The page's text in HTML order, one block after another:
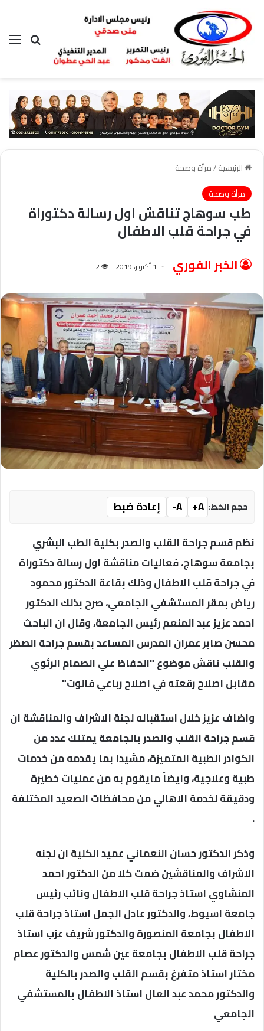
بحث عن
الرئيسية/مرأة وصحة
مرأة وصحة
طب سوهاج تناقش اول رسالة دكتوراة
في جراحة قلب الاطفال
الخبر الفوري 1 أكتوبر، 2019 2
حجم الخط: A+
A-
إعادة ضبط
نظم قسم جراحة القلب والصدر بكلية الطب البشري
بجامعة سوهاج، فعاليات مناقشة اول رسالة دكتوراة
في جراحة قلب الاطفال وذلك بقاعة الدكتور محمود
رياض بمقر المستشفي الجامعي، صرح بذلك الدكتور
احمد عزيز عبد المنعم رئيس الجامعة، وقال ان الباحث
محسن صابر عمران المدرس المساعد بقسم جراحة الصظر
والقلب ناقش موضوع "الحفاظ علي الصمام الرئوي
مقابل اصلاح رقعته في اصلاح رباعي فالوت"
واضاف عزيز خلال استقباله لجنة الاشراف والمناقشة ان
قسم جراحة القلب والصدر بالجامعة يمتلك عدد من
الكوادر الطبية المتميزة، مشيدا بما يقدمه من خدمات
طبية وعلاجية، وايضاً مايقوم به من عمليات خطيرة
ودقيقة لخدمة الاهالي من محافظات الصعيد المختلفة
.
وذكر الدكتور حسان النعماني عميد الكلية ان لجنه
الاشراف والمناقشين ضمت كلاً من الدكتور احمد
المنشاوي استاذ جراحة قلب الاطفال ونائب رئيس
جامعة اسيوط، والدكتور عادل الجمل استاذ جراحة قلب
الاطفال بجامعة المنصورة والدكتور شريف عزب استاذ
جراحة قلب الاطفال بجامعة عين شمس والدكتور عصام
مختار استاذ متفرغ بقسم القلب والصدر بالكلية
والدكتور محمد عبد العال استاذ الاطفال بالمستشفي
الجامعي